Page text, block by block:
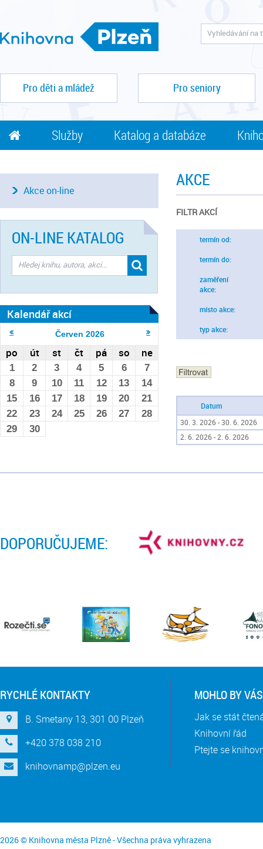
Pro děti a mládež Pro seniory
Služby Katalog a databáze
AKCE
FILTR AKCÍ
termín od:
termín do:
zaměření
akce:
místo akce:
typ akce:
Datum
30. 3. 2026 - 30. 6. 2026
2. 6. 2026 - 2. 6. 2026
Akce on-line
ON-LINE KATALOG
Kalendář akcí
Červen 2026
po út st čt pá so ne
1 2 3 4 5 6
7
8
9 10 11 12 13
14
15
16 17 18 19 20
21
22
23 24 25 26 27
28
29
30
DOPORUČUJEME:
RYCHLÉ KONTAKTY
B. Smetany 13, 301 00 Plzeň
+420 378 038 210
knihovnamp@plzen.eu
MOHLO BY
Jak se stát
Knihovní řád
Ptejte se
2026 © Knihovna města Plzně - Všechna práva vyhrazena